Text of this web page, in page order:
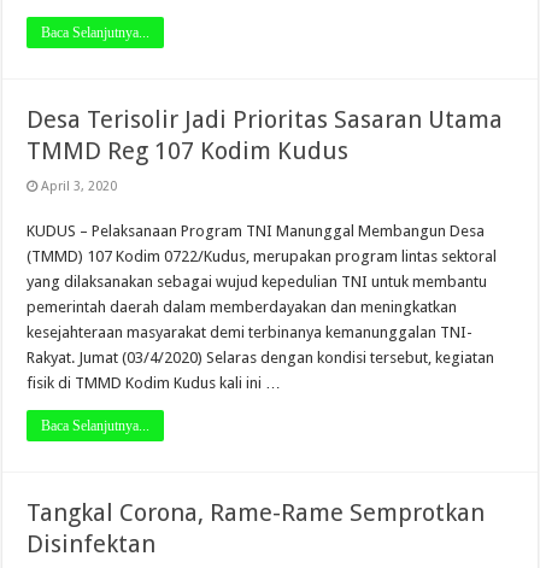
Baca Selanjutnya...
Desa Terisolir Jadi Prioritas Sasaran Utama
TMMD Reg 107 Kodim Kudus
April 3, 2020
KUDUS – Pelaksanaan Program TNI Manunggal Membangun Desa
(TMMD) 107 Kodim 0722/Kudus, merupakan program lintas sektoral
yang dilaksanakan sebagai wujud kepedulian TNI untuk membantu
pemerintah daerah dalam memberdayakan dan meningkatkan
kesejahteraan masyarakat demi terbinanya kemanunggalan TNI-
Rakyat. Jumat (03/4/2020) Selaras dengan kondisi tersebut, kegiatan
fisik di TMMD Kodim Kudus kali ini …
Baca Selanjutnya...
Tangkal Corona, Rame-Rame Semprotkan
Disinfektan